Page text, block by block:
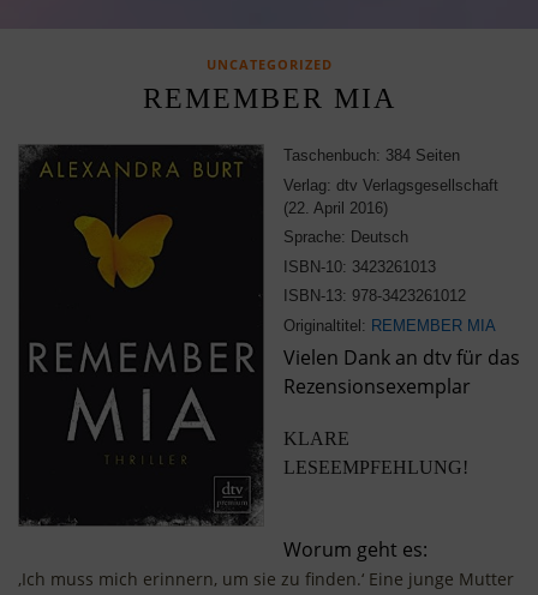
UNCATEGORIZED
REMEMBER MIA
Taschenbuch: 384 Seiten
Verlag: dtv Verlagsgesellschaft
(22. April 2016)
Sprache: Deutsch
ISBN-10: 3423261013
ISBN-13: 978-3423261012
Originaltitel: REMEMBER MIA
Vielen Dank an dtv für das
Rezensionsexemplar
KLARE
LESEEMPFEHLUNG!
Worum geht es:
‚Ich muss mich erinnern, um sie zu finden.‘ Eine junge Mutter